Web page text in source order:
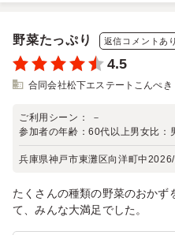
野菜たっぷり 返信コメントあり
4.5
合同会社松下エステートこんぺき
ご利用シーン：
－
参加者の年齢：60代以上男女比：
兵庫県神戸市東灘区向洋町中
たくさんの種類の野菜のおか
て、みんな大満足でした。